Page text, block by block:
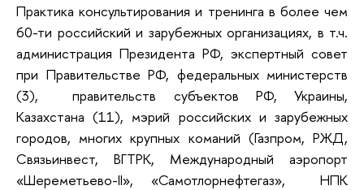
Практика консультирования и тренинга в более чем
60-ти российский и зарубежных организациях, в т.ч.
администрация Президента РФ, экспертный совет
при Правительстве РФ, федеральных министерств
(3), правительств субъектов РФ, Украины,
Казахстана (11), мэрий российских и зарубежных
городов, многих крупных команий (Газпром, РЖД,
Связьинвест, ВГТРК, Международный аэропорт
«Шереметьево-II», «Самотлорнефтегаз», НПК